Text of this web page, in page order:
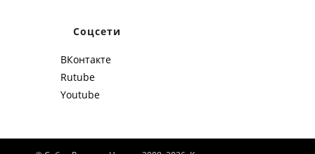
Соцсети
ВКонтакте
Rutube
Youtube